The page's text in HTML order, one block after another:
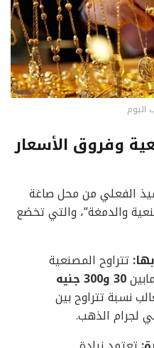
وفروق الأسعار
الفعلي من محل صاغة
والدمغة”، والتي تخضع
تتراوح المصنعية
30 و300 جنيه
نسبة تتراوح بين
لجرام الذهب.